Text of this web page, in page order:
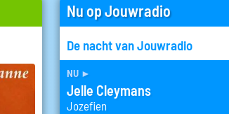
Nu op Jouwradio
De nacht van Jouwradio
nu ►
Jelle Cleymans
Jozefien